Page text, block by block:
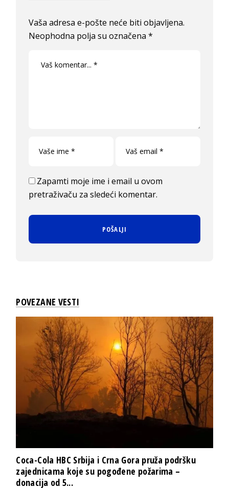
Vaša adresa e-pošte neće biti objavljena.
Neophodna polja su označena*
Zapamti moje ime i email u ovom
pretraživaču za sledeći komentar.
POVEZANE VESTI
Coca-Cola HBC Srbija i Crna Gora pruža podršku
zajednicama koje su pogođene požarima –
donacija od 5...